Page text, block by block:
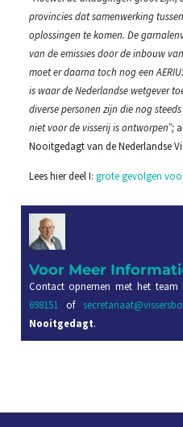
provincies dat samenwerking
oplossingen te komen. De
van de emissies door de inbouw
moet er daarna toch nog een
is waar de Nederlandse wetgever
diverse personen zijn die nog
niet voor de visserij is ontworpen”;
Nooitgedagt van de Nederlandse
Lees hier deel I: grote gevolgen
Voor Meer
Contact opnemen met het team
698151 of
Nooitgedagt.